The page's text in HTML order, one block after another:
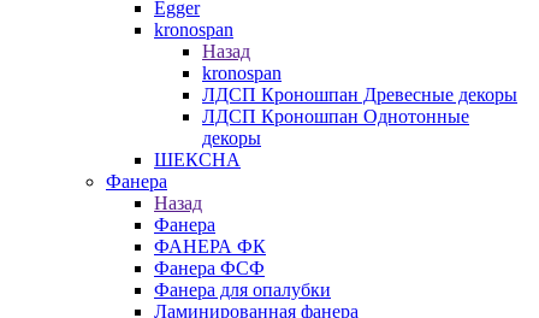
Egger
kronospan
Назад
kronospan
ЛДСП Кроношпан Древесные декоры
ЛДСП Кроношпан Однотонные
декоры
ШЕКСНА
Фанера
Назад
Фанера
ФАНЕРА ФК
Фанера ФСФ
Фанера для опалубки
Ламинированная фанера